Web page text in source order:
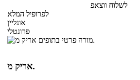
לשלוח ווצאפ
לפרופיל המלא
אונליין
פרונטלי
אריק מ.